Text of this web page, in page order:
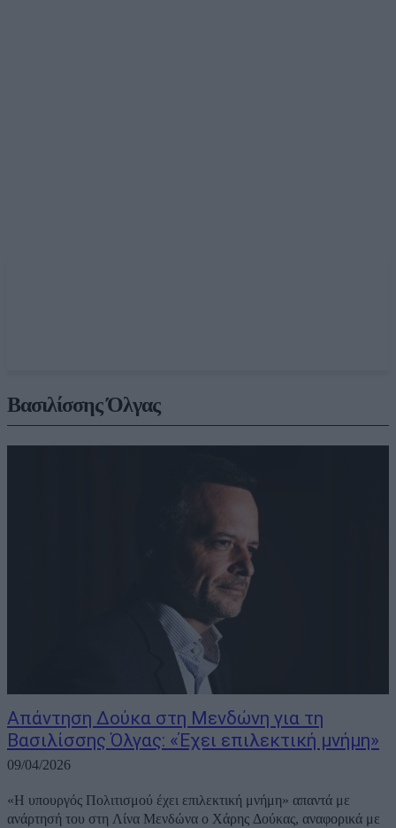
Βασιλίσσης Όλγας
Απάντηση Δούκα στη Μενδώνη για τη
Βασιλίσσης Όλγας: «Έχει επιλεκτική μνήμη»
09/04/2026
«Η υπουργός Πολιτισμού έχει επιλεκτική μνήμη» απαντά με
ανάρτησή του στη Λίνα Μενδώνα ο Χάρης Δούκας, αναφορικά με